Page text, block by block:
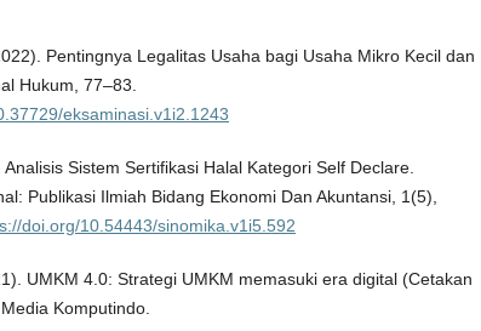
Pentingnya Legalitas Usaha bagi Usaha Mikro Kecil dan
Hukum, 77–83.
eksaminasi.v1i2.1243
Sistem Sertifikasi Halal Kategori Self Declare.
Publikasi Ilmiah Bidang Ekonomi Dan Akuntansi, 1(5),
doi.org/10.54443/sinomika.v1i5.592
UMKM 4.0: Strategi UMKM memasuki era digital (Cetakan
Komputindo.